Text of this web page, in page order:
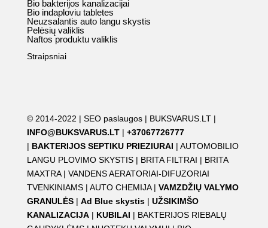
Bio bakterijos kanalizacijai
Bio indaploviu tabletes
Neuzsalantis auto langu skystis
Pelėsių valiklis
Naftos produktu valiklis
Straipsniai
© 2014-2022 | SEO paslaugos| BUKSVARUS.LT|
INFO@BUKSVARUS.LT| +37067726777
| BAKTERIJOS SEPTIKU PRIEZIURAI | AUTOMOBILIO
LANGU PLOVIMO SKYSTIS| BRITA FILTRAI | BRITA
MAXTRA| VANDENS AERATORIAI-DIFUZORIAI
TVENKINIAMS| AUTO CHEMIJA | VAMZDŽIŲ VALYMO
GRANULĖS| Ad Blue skystis| UŽSIKIMŠO
KANALIZACIJA| KUBILAI | BAKTERIJOS RIEBALŲ